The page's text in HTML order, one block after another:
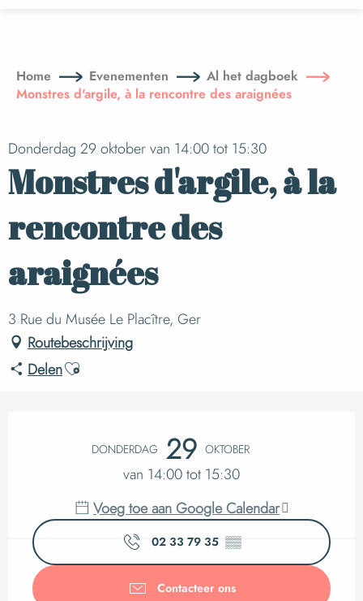
principal
Home Evenementen
Al het dagboek
Monstres d'argile, à la rencontre des araignées
Donderdag 29 oktober van 14:00 tot 15:30
Monstres d'argile, à la
rencontre des
araignées
3 Rue du Musée Le Placître, Ger
Routebeschrijving
DelenAjouter aux favoris
Openingstijden en
DONDERDAG 29 OKTOBER
van 14:00 tot 15:30
Voeg toe aan Google Calendar
02 33 79 35 ▒▒
Contacteer ons